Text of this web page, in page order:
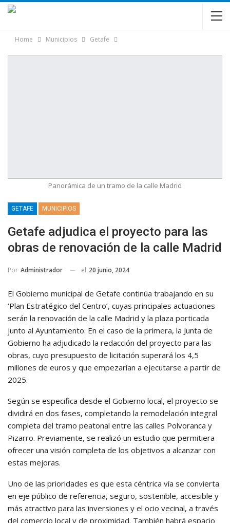
Home Municipios Getafe
Panorámica de un tramo de la calle Madrid
GETAFE MUNICIPIOS
Getafe adjudica el proyecto para las
obras de renovación de la calle Madrid
Por Administrador el 20 junio, 2024
El Gobierno municipal de Getafe continúa trabajando en su
‘Plan Estratégico del Centro’, cuyas principales actuaciones
serán la renovación de la calle Madrid y la plaza porticada
junto al Ayuntamiento. En el caso de la primera, la Junta de
Gobierno ha adjudicado la redacción del proyecto para las
obras, cuyo presupuesto de licitación superará los 4,5
millones de euros y que empezarían a ejecutarse a partir de
2025.
Según se especifica desde el Gobierno local, el proyecto se
dividirá en dos fases, completando la remodelación integral
completa del tramo peatonal entre las calles Polvoranca y
Pizarro. Previamente, se realizó un estudio que permitiera
ofrecer una visión completa de los objetivos a alcanzar con
estas mejoras.
Uno de las prioridades es que esta céntrica vía se convierta
en eje público de referencia, seguro, sostenible, accesible y
más atractivo para las inversiones y el ocio vecinal, a través
del comercio local y de proximidad. También habrá espacio